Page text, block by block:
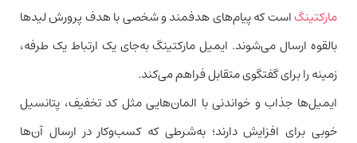
مارکتینگاست که پیام‌های هدفمند و شخصی با هدف پرورش لیدها
بالقوه ارسال می‌شوند. ایمیل مارکتینگ به‌جای یک ارتباط یک طرفه،
زمینه را برای گفتگوی متقابل فراهم می‌کند.
ایمیل‌ها جذاب و خواندنی با المان‌هایی مثل کد تخفیف، پتانسیل
خوبی برای افزایش دارند؛ به‌شرطی که کسب‌وکار در ارسال آن‌ها